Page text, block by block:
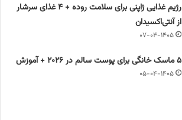
رژیم غذایی ژاپنی برای سلامت روده + ۴ غذای سرشار
از آنتی‌اکسیدان
۰۷-۰۴-۱۴۰۵
۵ ماسک خانگی برای پوست سالم در ۲۰۲۶ + آموزش
۰۵-۰۴-۱۴۰۵